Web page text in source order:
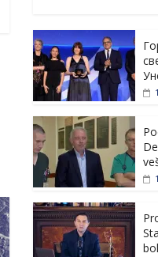
e
b
o
o
k
itt
er e
dI
n